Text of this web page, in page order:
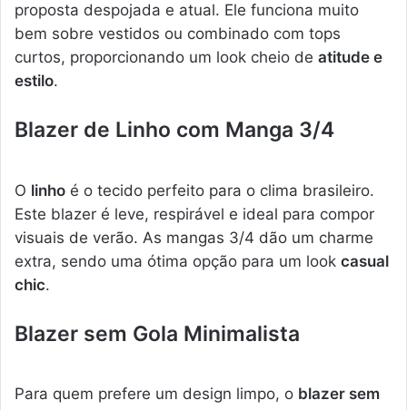
proposta despojada e atual. Ele funciona muito
bem sobre vestidos ou combinado com tops
curtos, proporcionando um look cheio de atitude e
estilo.
Blazer de Linho com Manga 3/4
O linho é o tecido perfeito para o clima brasileiro.
Este blazer é leve, respirável e ideal para compor
visuais de verão. As mangas 3/4 dão um charme
extra, sendo uma ótima opção para um look casual
chic.
Blazer sem Gola Minimalista
Para quem prefere um design limpo, o blazer sem